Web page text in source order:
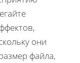
они
файла,